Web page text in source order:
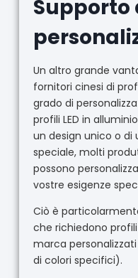
Supporto
Un altro grande
fornitori cinesi di
grado di
profili LED in
un design unico o
speciale, molti
possono
vostre esigenze
Ciò è
che richiedono
marca
di colori specifici).